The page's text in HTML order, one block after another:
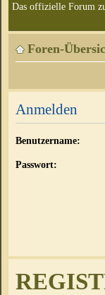
Das offizielle Forum
Foren-
Anmelden
Benutzername:
Passwort: